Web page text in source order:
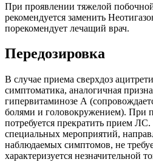
При проявлении тяжелой
рекомендуется заменить
порекомендует лечащий врач.
Передозировка
В случае приема сверхдоз
симптоматика, аналогичная
гипервитаминозе А
болями и головокружением). При
потребуется прекратить прием
специальных мероприятий,
наблюдаемых симптомов, не
характеризуется незначительной